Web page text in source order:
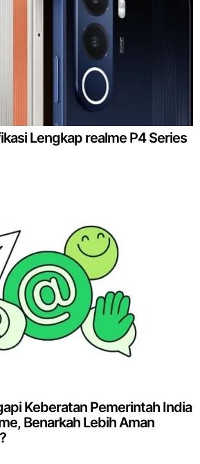
Lengkap realme P4 Series
Keberatan Pemerintah India
Benarkah Lebih Aman